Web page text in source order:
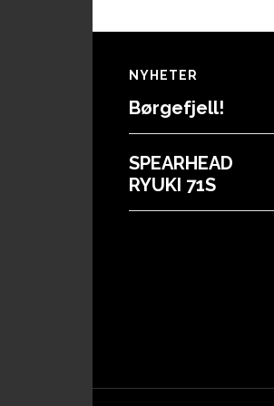
Footer
NYHETER
Børgefjell!
SPEARHEAD
RYUKI 71S